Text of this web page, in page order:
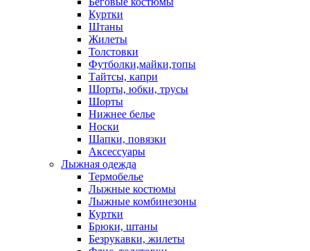
Куртки
Штаны
Жилеты
Толстовки
Футболки,майки,топы
Тайтсы, капри
Шорты, юбки, трусы
Шорты
Нижнее белье
Носки
Шапки, повязки
Аксессуары
Лыжная одежда
Термобелье
Лыжные костюмы
Лыжные комбинезоны
Куртки
Брюки, штаны
Безрукавки, жилеты